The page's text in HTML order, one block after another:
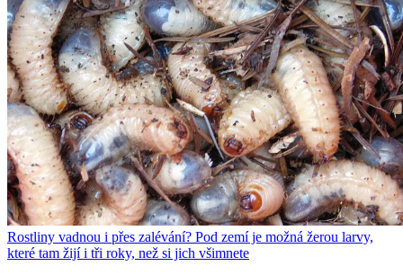
Rostliny vadnou i přes zalévání? Pod zemí je možná žerou larvy,
které tam žijí i tři roky, než si jich všimnete